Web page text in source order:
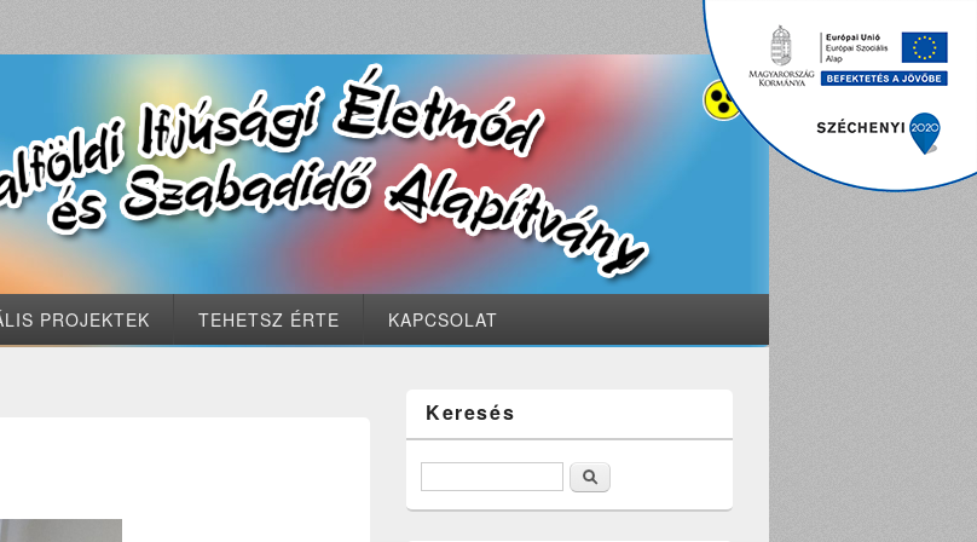
PROJEKTEK TEHETSZ ÉRTE KAPCSOLAT
Keresés
Keresés